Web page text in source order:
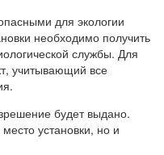
для экологии
необходимо получить
службы. Для
учитывающий все
будет выдано.
установки, но и